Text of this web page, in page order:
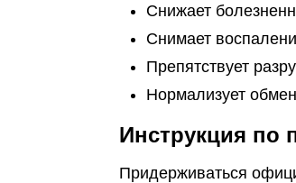
Снижает
Снимает
Препятствует
Нормализует
Инструкция по
Придерживаться